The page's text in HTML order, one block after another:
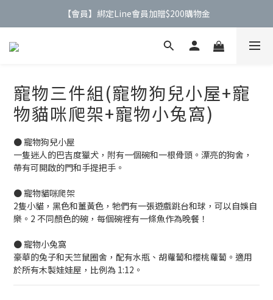
【公告】4/21(二)起 價格調整事宜
【會員】綁定Line會員加贈$200購物金
【公告】4/21(二)起 價格調整事宜
寵物三件組(寵物狗兒小屋+寵
物貓咪爬架+寵物小兔窩)
● 寵物狗兒小屋
一隻迷人的巴吉度獵犬，附有一個碗和一根骨頭。漂亮的狗舍，
帶有可開啟的門和手提把手。
● 寵物貓咪爬架
2隻小貓，黑色和薑黃色，牠們有一張遊戲跳台和球，可以自娛自
樂。2 不同顏色的碗，每個碗裡有一條魚作為晚餐！
● 寵物小兔窩
豪華的兔子和天竺鼠圈舍，配有水瓶、胡蘿蔔和櫻桃蘿蔔。適用
於所有木製娃娃屋，比例為 1:12。